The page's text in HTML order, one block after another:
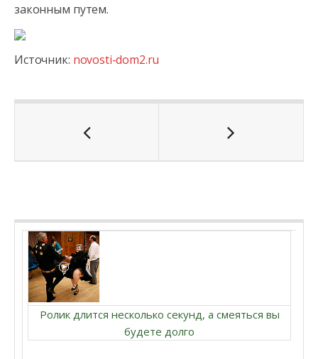
законным путем.
Источник: novosti-dom2.ru
Ролик длится несколько секунд, а смеяться вы
будете долго